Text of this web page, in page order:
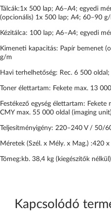
Tálcák:1x 500 lap; A6–A4; egyedi
(opcionális) 1x 500 lap; A4; 60–90
Kézitálca: 100 lap; A6–A4; egyedi
Kimeneti kapacitás: Papír bemenet
g/m
Havi terhelhetőség: Rec. 6 500
Toner élettartam: Fekete max. 13
Festékező egység élettartam:
CMY max. 55 000 oldal (imaging unit)
Teljesítményigény: 220–240 V / 50/
Méretek (Szél. x Mély. x Mag.) :420
Tömeg:kb. 38,4 kg (kiegészítők nélkül)
Kapcsolódó